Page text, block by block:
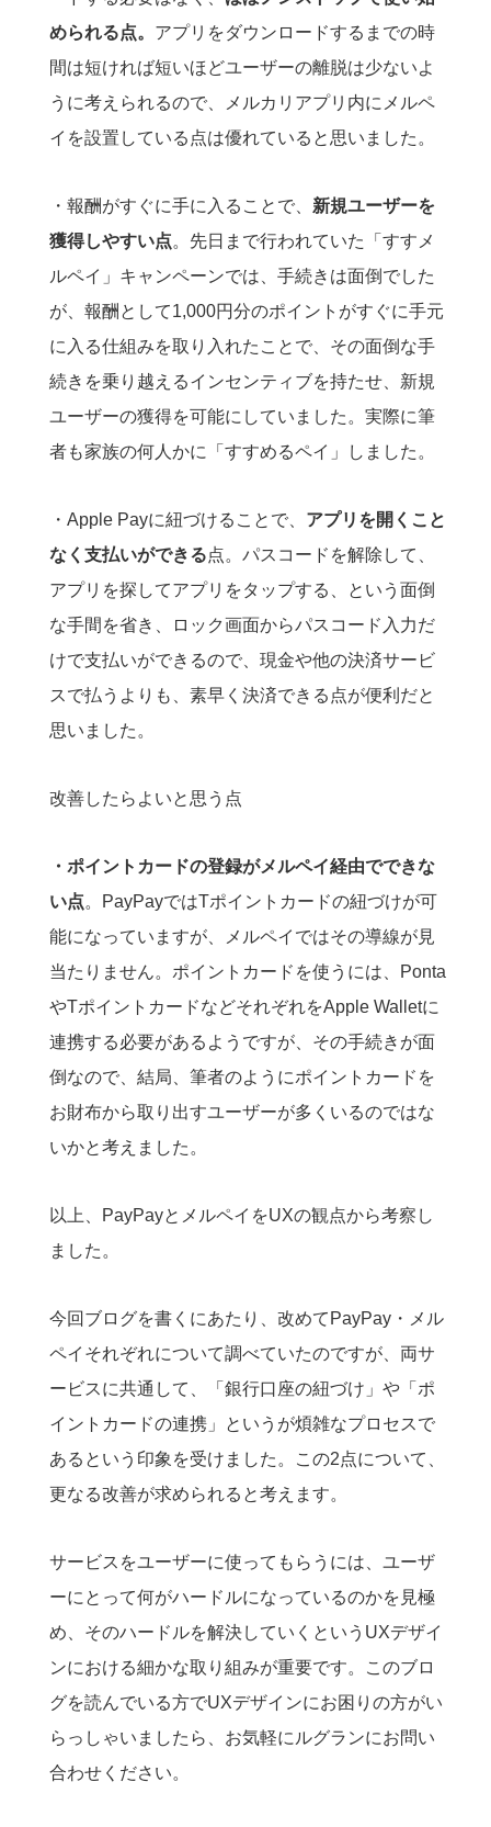
められる点。 アプリをダウンロードするまでの時
間は短ければ短いほどユーザーの離脱は少ないよ
うに考えられるので、メルカリアプリ内にメルペ
イを設置している点は優れていると思いました。
・報酬がすぐに手に入ることで、 新規ユーザーを
獲得しやすい点。先日まで行われていた「すすメ
ルペイ」キャンペーンでは、手続きは面倒でした
が、報酬として1,000円分のポイントがすぐに手元
に入る仕組みを取り入れたことで、その面倒な手
続きを乗り越えるインセンティブを持たせ、新規
ユーザーの獲得を可能にしていました。実際に筆
者も家族の何人かに「すすめるペイ」しました。
・Apple Payに紐づけることで、 アプリを開くこと
なく支払いができる点。パスコードを解除して、
アプリを探してアプリをタップする、という面倒
な手間を省き、ロック画面からパスコード入力だ
けで支払いができるので、現金や他の決済サービ
スで払うよりも、素早く決済できる点が便利だと
思いました。
改善したらよいと思う点
・ポイントカードの登録がメルペイ経由でできな
い点。PayPayではTポイントカードの紐づけが可
能になっていますが、メルペイではその導線が見
当たりません。ポイントカードを使うには、Ponta
やTポイントカードなどそれぞれをApple Walletに
連携する必要があるようですが、その手続きが面
倒なので、結局、筆者のようにポイントカードを
お財布から取り出すユーザーが多くいるのではな
いかと考えました。
以上、PayPayとメルペイをUXの観点から考察し
ました。
今回ブログを書くにあたり、改めてPayPay・メル
ペイそれぞれについて調べていたのですが、両サ
ービスに共通して、「銀行口座の紐づけ」や「ポ
イントカードの連携」というが煩雑なプロセスで
あるという印象を受けました。この2点について、
更なる改善が求められると考えます。
サービスをユーザーに使ってもらうには、ユーザ
ーにとって何がハードルになっているのかを見極
め、そのハードルを解決していくというUXデザイ
ンにおける細かな取り組みが重要です。このブロ
グを読んでいる方でUXデザインにお困りの方がい
らっしゃいましたら、お気軽にルグランにお問い
合わせください。